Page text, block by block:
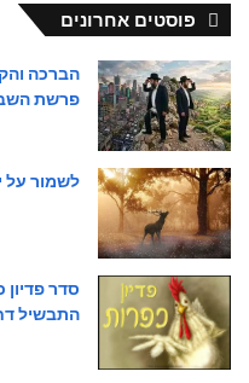
פוסטים אחרונים
הברכה
פרשת
לשמור על
סדר
התבשיל